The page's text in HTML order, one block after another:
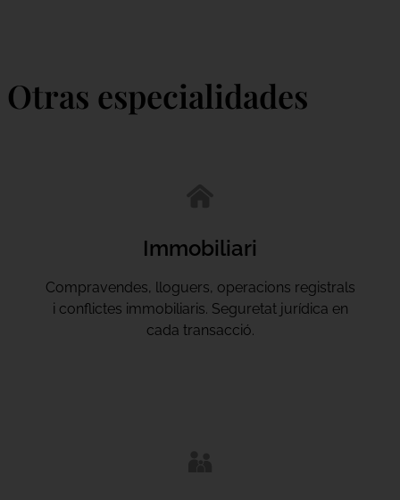
Otras especialidades
Immobiliari
Compravendes, lloguers, operacions registrals
i conflictes immobiliaris. Seguretat jurídica en
cada transacció.